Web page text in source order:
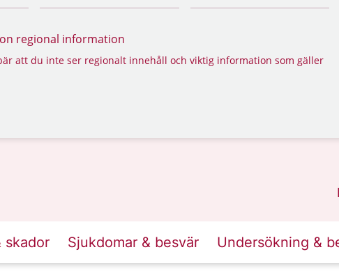
regional information
att du inte ser regionalt innehåll och viktig information som gäller
skador Sjukdomar & besvär Undersökning &